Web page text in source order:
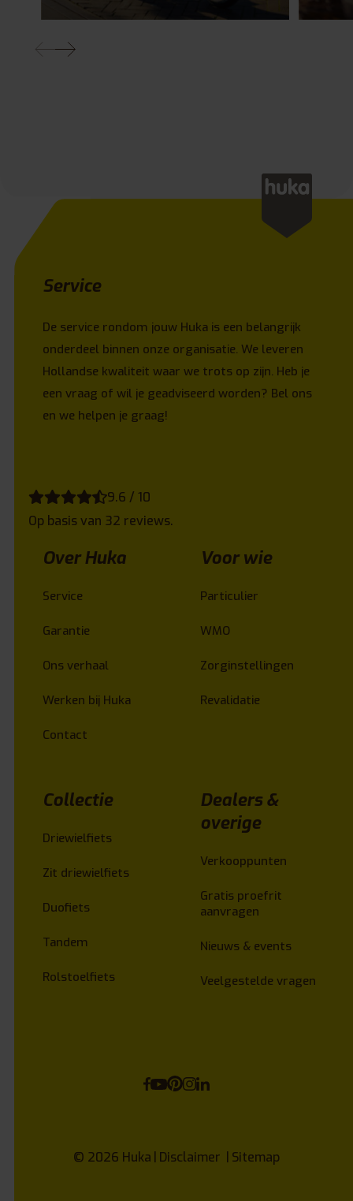
Service
De service rondom jouw Huka is een belangrijk
onderdeel binnen onze organisatie. We leveren
Hollandse kwaliteit waar we trots op zijn. Heb je
een vraag of wil je geadviseerd worden? Bel ons
en we helpen je graag!
9.6 / 10
Op basis van 32 reviews.
Over Huka
Service
Garantie
Ons verhaal
Werken bij Huka
Contact
Voor wie
Particulier
WMO
Zorginstellingen
Revalidatie
Collectie
Driewielfiets
Zit driewielfiets
Duofiets
Tandem
Rolstoelfiets
Dealers &
overige
Verkooppunten
Gratis proefrit
aanvragen
Nieuws & events
Veelgestelde vragen
© 2026 Huka Disclaimer Sitemap